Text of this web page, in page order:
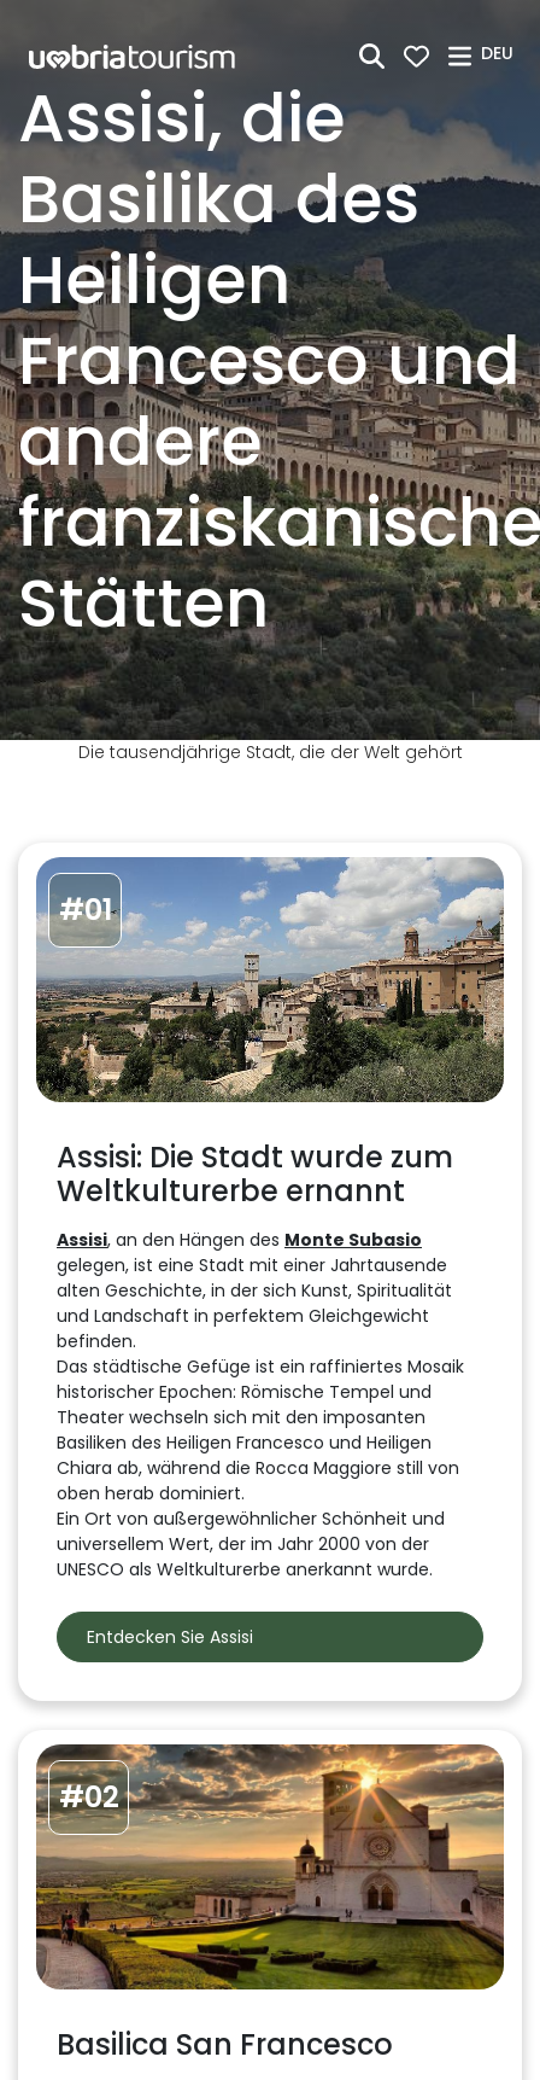
DEU
Assisi, die
Basilika des
Heiligen
Francesco und
andere
Stätten
Die tausendjährige Stadt, die der Welt gehört
#01
Assisi: Die Stadt wurde zum
Weltkulturerbe ernannt
Assisi, an den Hängen des Monte Subasio
gelegen, ist eine Stadt mit einer Jahrtausende
alten Geschichte, in der sich Kunst, Spiritualität
und Landschaft in perfektem Gleichgewicht
befinden.
Das städtische Gefüge ist ein raffiniertes Mosaik
historischer Epochen: Römische Tempel und
Theater wechseln sich mit den imposanten
Basiliken des Heiligen Francesco und Heiligen
Chiara ab, während die Rocca Maggiore still von
oben herab dominiert.
Ein Ort von außergewöhnlicher Schönheit und
universellem Wert, der im Jahr 2000 von der
UNESCO als Weltkulturerbe anerkannt wurde.
Entdecken Sie Assisi
#02
Basilica San Francesco